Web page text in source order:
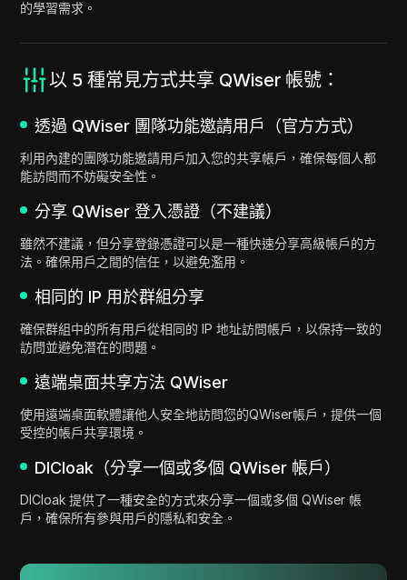
的學習需求。
以 5 種常見方式共享 QWiser 帳號：
透過 QWiser 團隊功能邀請用戶（官方方式）
利用內建的團隊功能邀請用戶加入您的共享帳戶，確保每個人都
能訪問而不妨礙安全性。
分享 QWiser 登入憑證（不建議）
雖然不建議，但分享登錄憑證可以是一種快速分享高級帳戶的方
法。確保用戶之間的信任，以避免濫用。
相同的 IP 用於群組分享
確保群組中的所有用戶從相同的 IP 地址訪問帳戶，以保持一致的
訪問並避免潛在的問題。
遠端桌面共享方法 QWiser
使用遠端桌面軟體讓他人安全地訪問您的QWiser帳戶，提供一個
受控的帳戶共享環境。
DICloak（分享一個或多個 QWiser 帳戶）
DICloak 提供了一種安全的方式來分享一個或多個 QWiser 帳
戶，確保所有參與用戶的隱私和安全。